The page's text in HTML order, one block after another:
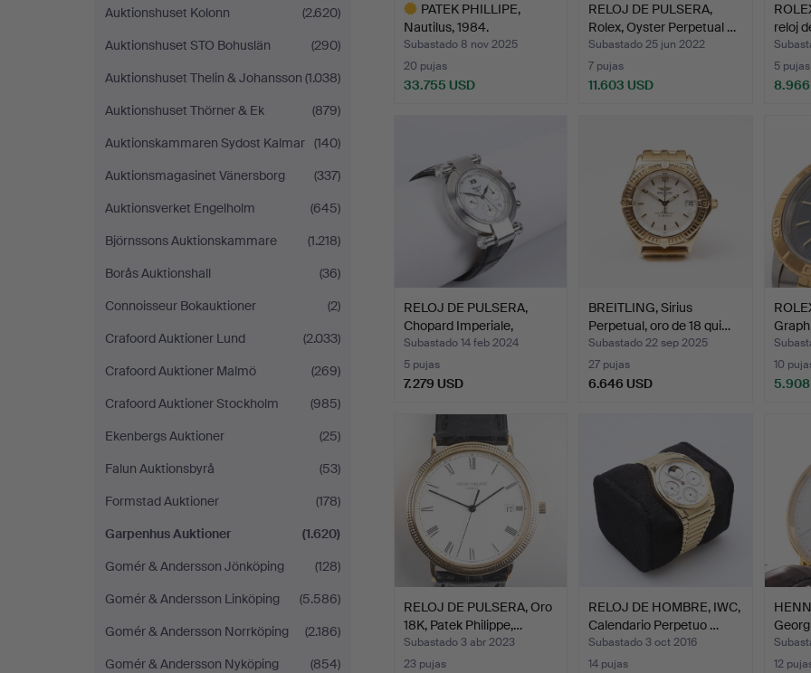
Auktionshuset Kolonn
(2.620)
Auktionshuset STO Bohuslän
(290)
Auktionshuset Thelin & Johansson (1.038)
Auktionshuset Thörner & Ek
(879)
Auktionskammaren Sydost Kalmar (140)
Auktionsmagasinet Vänersborg
(337)
Auktionsverket Engelholm
(645)
Björnssons Auktionskammare
(1.218)
Borås Auktionshall
(36)
Connoisseur Bokauktioner
(2)
Crafoord Auktioner Lund
(2.033)
Crafoord Auktioner Malmö
(269)
Crafoord Auktioner Stockholm
(985)
Ekenbergs Auktioner
(25)
Falun Auktionsbyrå
(53)
Formstad Auktioner
(178)
Garpenhus Auktioner
(1.620)
Gomér & Andersson Jönköping
(128)
Gomér & Andersson Linköping
(5.586)
Gomér & Andersson Norrköping
(2.186)
Gomér & Andersson Nyköping
(854)
PATEK PHILLIPE,
Nautilus, 1984.
Subastado 8 nov 2025
20 pujas
33.755 USD
RELOJ DE PULSERA,
Rolex, Oyster Perpetual …
Subastado 25 jun 2022
7 pujas
11.603 USD
reloj
5 pujas
8.966
RELOJ DE PULSERA,
Chopard Imperiale,
Cronó…
Subastado 14 feb 2024
5 pujas
7.279 USD
BREITLING, Sirius
Perpetual, oro de 18 qui…
Subastado 22 sep 2025
27 pujas
6.646 USD
10
5.908
RELOJ DE PULSERA, Oro
18K, Patek Philippe,…
Subastado 3 abr 2023
23 pujas
RELOJ DE HOMBRE, IWC,
Calendario Perpetuo …
Subastado 3 oct 2016
14 pujas
12